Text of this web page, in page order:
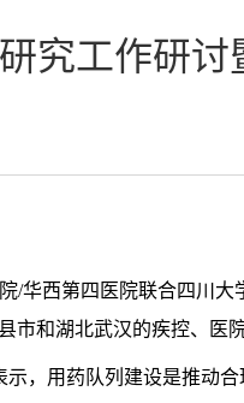
究工作研
/华西第四医院联合四川
和湖北武汉的疾控、医
，用药队列建设是推动